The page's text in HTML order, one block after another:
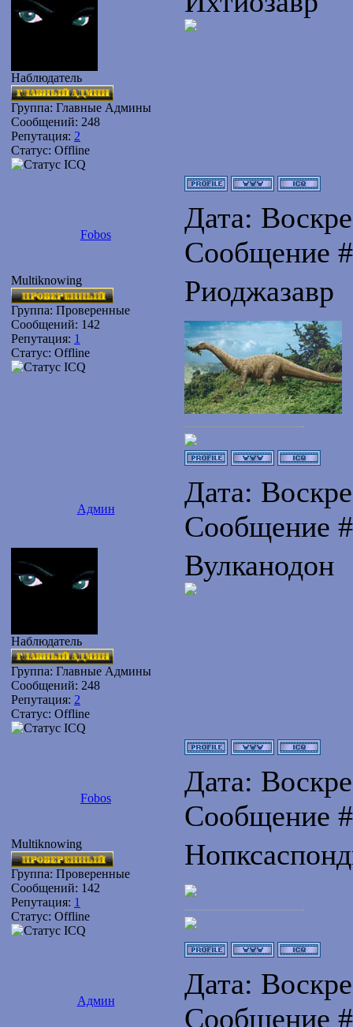
Наблюдатель
Группа: Главные Админы
Сообщений: 248
Репутация: 2
Статус: Offline
Fobos
Дата:
Сообщение
Multiknowing
Группа: Проверенные
Сообщений: 142
Репутация: 1
Статус: Offline
Риоджазавр
Админ
Дата:
Сообщение
Наблюдатель
Группа: Главные Админы
Сообщений: 248
Репутация: 2
Статус: Offline
Вулканодон
Fobos
Дата:
Сообщение
Multiknowing
Группа: Проверенные
Сообщений: 142
Репутация: 1
Статус: Offline
Админ
Дата:
Сообщение